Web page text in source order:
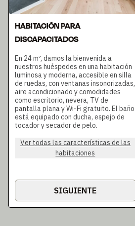
HABITACIÓN PARA
DISCAPACITADOS
En 24 m², damos la bienvenida a
nuestros huéspedes en una habitación
luminosa y moderna, accesible en silla
de ruedas, con ventanas insonorizadas,
aire acondicionado y comodidades
como escritorio, nevera, TV de
pantalla plana y Wi-Fi gratuito. El baño
está equipado con ducha, espejo de
tocador y secador de pelo.
Ver todas las características de las
habitaciones
SIGUIENTE